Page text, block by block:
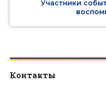
Участники
Контакты